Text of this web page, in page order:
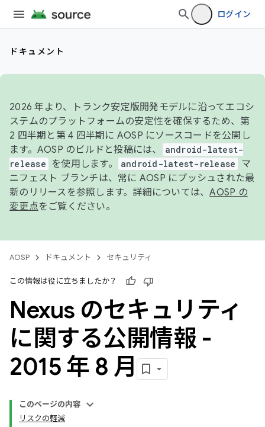
ログイン
ドキュメント
2026 年より、トランク安定版開発モデルに沿ってエコシ
ステムのプラットフォームの安定性を確保するため、第
2 四半期と第 4 四半期に AOSP にソースコードを公開し
ます。AOSP のビルドと投稿には、
android-latest-
release
を使用します。 android-latest-release
マ
ニフェスト ブランチは、常に AOSP にプッシュされた最
新のリリースを参照します。詳細については、AOSP の
変更点をご覧ください。
AOSP ドキュメント セキュリティ
この情報は役に立ちましたか？
Nexus のセキュリティ
に関する公開情報 -
2015 年 8 月
このページの内容
リスクの軽減